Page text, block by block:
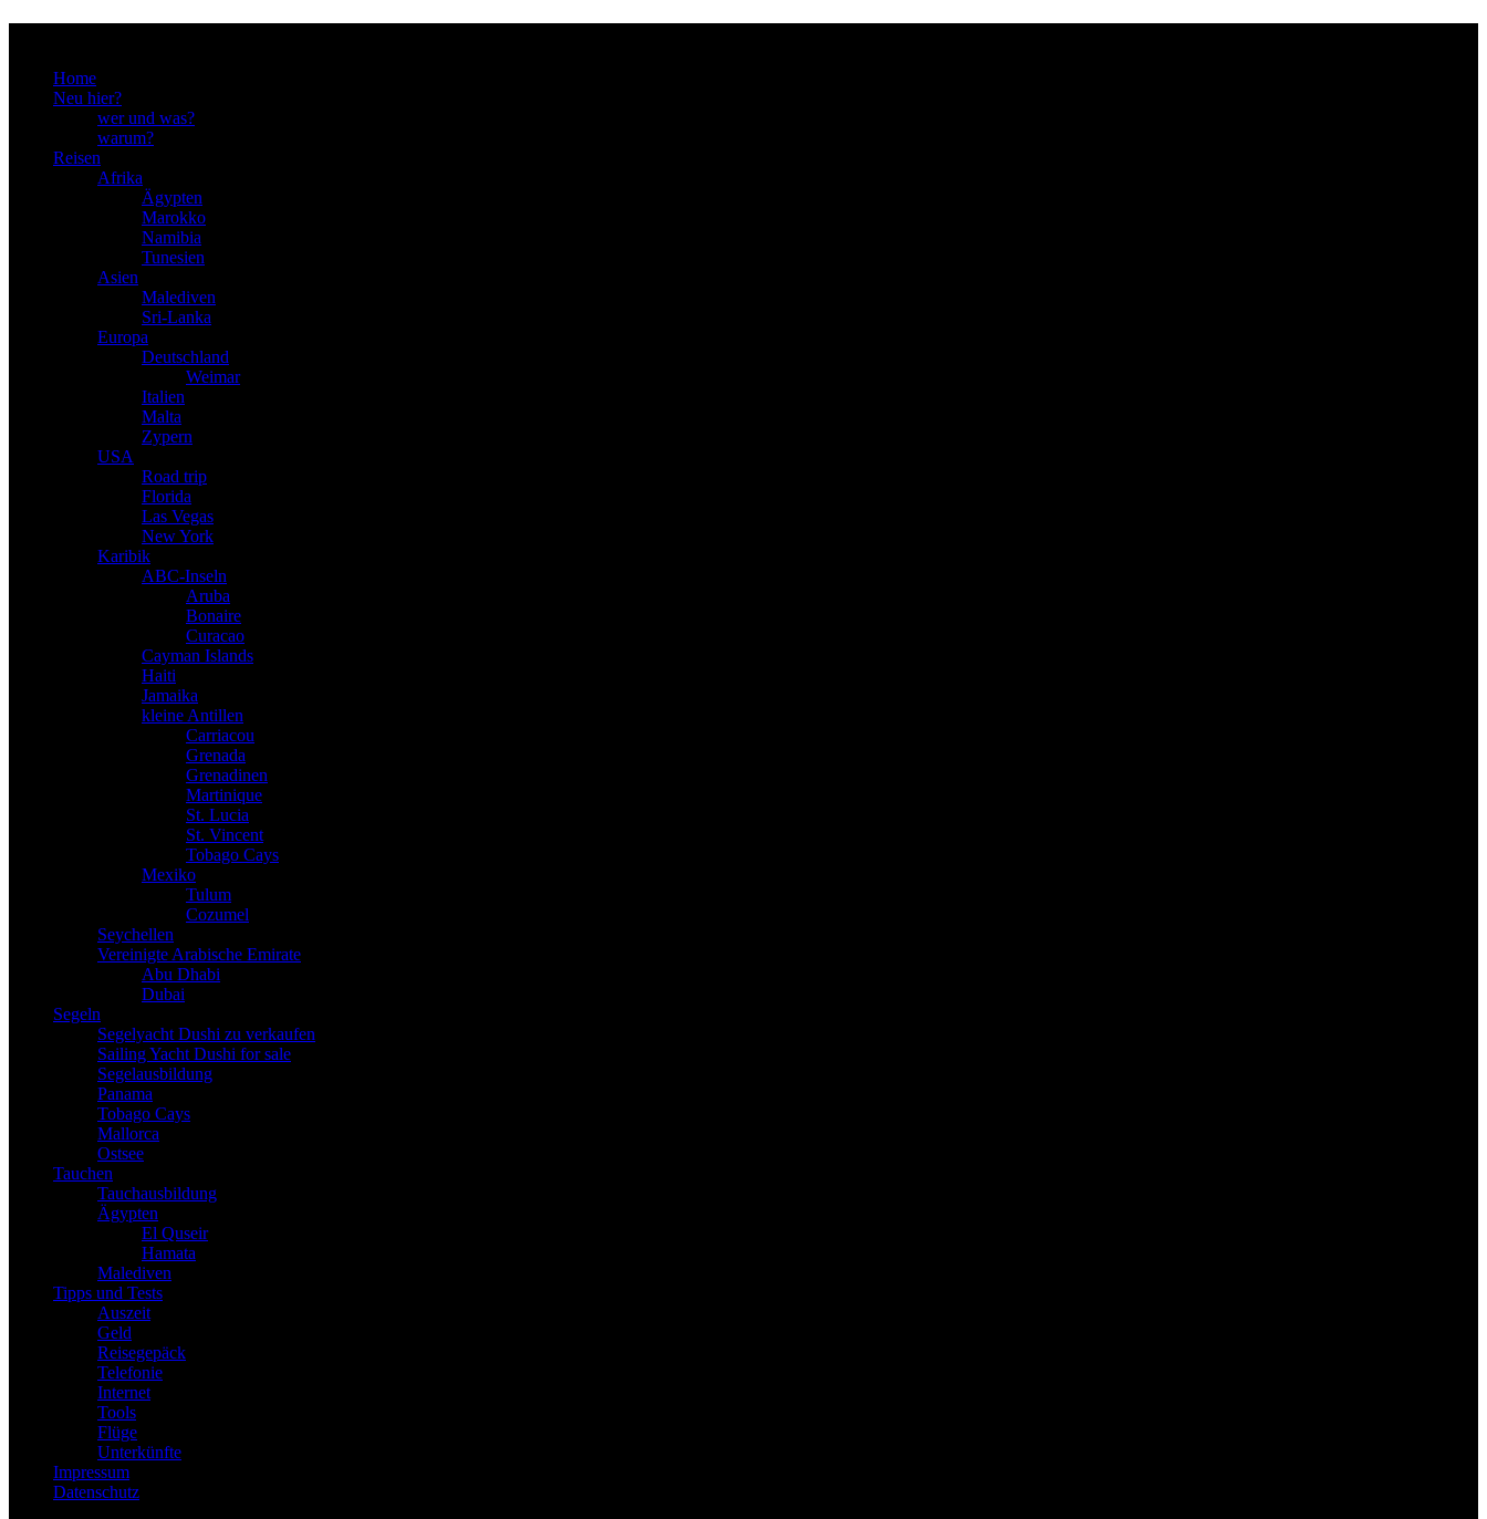
Home
Neu hier?
wer und was?
warum?
Reisen
Afrika
Ägypten
Marokko
Namibia
Tunesien
Asien
Malediven
Sri-Lanka
Europa
Deutschland
Weimar
Italien
Malta
Zypern
USA
Road trip
Florida
Las Vegas
New York
Karibik
ABC-Inseln
Aruba
Bonaire
Curacao
Cayman Islands
Haiti
Jamaika
kleine Antillen
Carriacou
Grenada
Grenadinen
Martinique
St. Lucia
St. Vincent
Tobago Cays
Mexiko
Tulum
Cozumel
Seychellen
Vereinigte Arabische Emirate
Abu Dhabi
Dubai
Segeln
Segelyacht Dushi zu verkaufen
Sailing Yacht Dushi for sale
Segelausbildung
Panama
Tobago Cays
Mallorca
Ostsee
Tauchen
Tauchausbildung
Ägypten
El Quseir
Hamata
Malediven
Tipps und Tests
Auszeit
Geld
Reisegepäck
Telefonie
Internet
Tools
Flüge
Unterkünfte
Impressum
Datenschutz